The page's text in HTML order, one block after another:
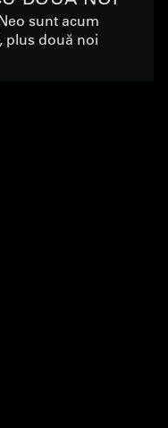
sunt acum
plus două noi